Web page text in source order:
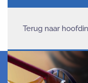
Terug naar